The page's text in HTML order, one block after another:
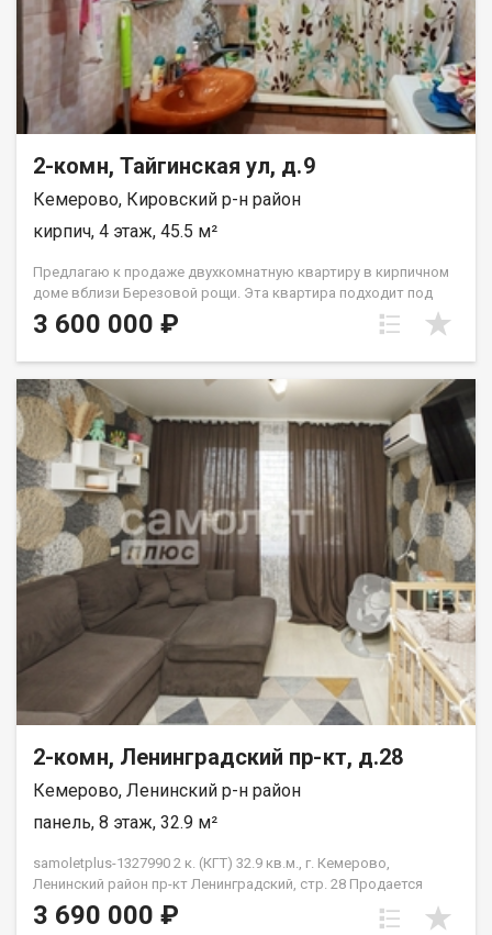
2-комн, Тайгинская ул, д.9
Кемерово, Кировский р-н район
кирпич, 4 этаж, 45.5 м²
Предлагаю к продаже двухкомнатную квартиру в кирпичном
доме вблизи Березовой рощи. Эта квартира подходит под
все виды сделок, любые сертификаты и ипотеку. Квартира
без долгов и обременений. Квартира в жилом состоянии.
так и семьи с детьми, из этой планировки легко сделать 3
комнатную квартиру с двумя раздельными спальнями. Очень
удачное расположение дома: рядом есть детские, школа,
поликлиника обычная и детская, березовая роща для
прогулок, остановка транспорта, магазины и многое другое.
Звоните, договоримся о просмотре квартиры
3 600 000 ₽
2-комн, Ленинградский пр-кт, д.28
Кемерово, Ленинский р-н район
панель, 8 этаж, 32.9 м²
samoletplus-1327990 2 к. (КГТ) 32.9 кв.м., г. Кемерово,
Ленинский район пр-кт Ленинградский, стр. 28 Продается
квартира без дополнительных вложений! Описание: Квартира
с качественным евро ремонтом. Остается вся встроенная
3 690 000 ₽